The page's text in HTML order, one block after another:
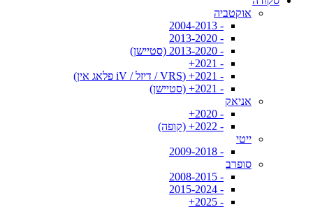
אוקטביה
- 2004-2013
- 2013-2020
- 2013-2020 (סטיישן)
- 2021+
- 2021+ (VRS / דיזל / iV פלאג אין)
- 2021+ (סטיישן)
אניאק
- 2020+
- 2022+ (קופה)
ייטי
- 2009-2018
סופרב
- 2008-2015
- 2015-2024
- 2025+